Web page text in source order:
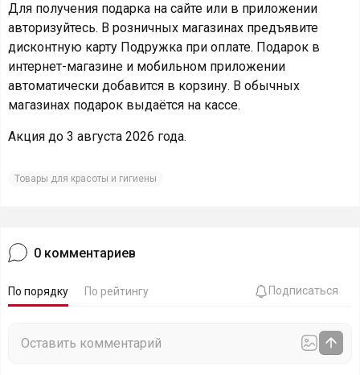
Для получения подарка на сайте или в приложении
авторизуйтесь. В розничных магазинах предъявите
дисконтную карту Подружка при оплате. Подарок в
интернет-магазине и мобильном приложении
автоматически добавится в корзину. В обычных
магазинах подарок выдаётся на кассе.
Акция до 3 августа 2026 года.
Товары для красоты и гигиены
0 комментариев
По порядку По рейтингу Подписаться